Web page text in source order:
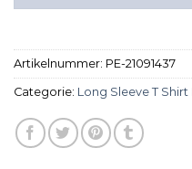
Artikelnummer: PE-21091437
Categorie: Long Sleeve T Shirt